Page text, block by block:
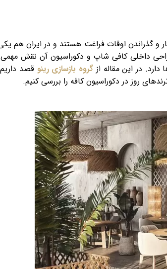
و گذراندن اوقات فراغت هستند و در ایران هم
داخلی کافی شاپ و دکوراسیون آن نقش
در این مقاله از گروه بازسازی رینوقصد
روز در دکوراسیون کافه را بررسی کنیم.